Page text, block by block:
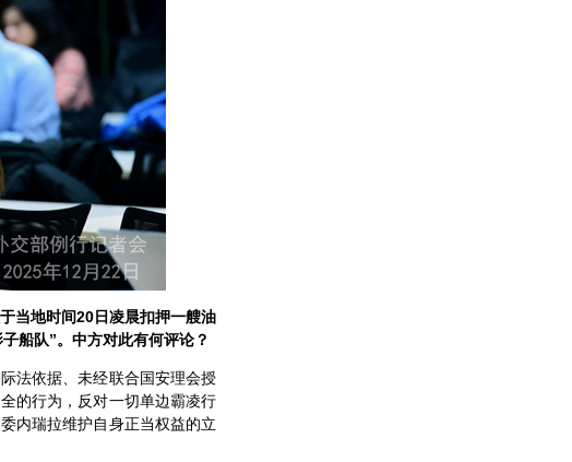
当地时间20日凌晨扣押一艘油
船队”。中方对此有何评论？
法依据、未经联合国安理会授
的行为，反对一切单边霸凌行
内瑞拉维护自身正当权益的立